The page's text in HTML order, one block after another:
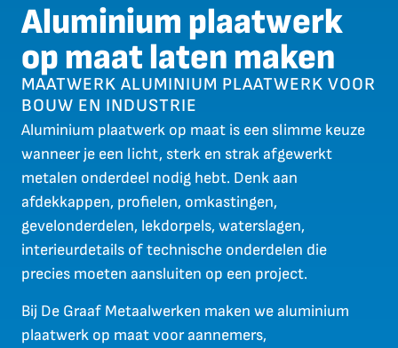
Aluminium plaatwerk
op maat laten maken
MAATWERK ALUMINIUM PLAATWERK VOOR
BOUW EN INDUSTRIE
Aluminium plaatwerk op maat is een slimme keuze
wanneer je een licht, sterk en strak afgewerkt
metalen onderdeel nodig hebt. Denk aan
afdekkappen, profielen, omkastingen,
gevelonderdelen, lekdorpels, waterslagen,
interieurdetails of technische onderdelen die
precies moeten aansluiten op een project.
Bij De Graaf Metaalwerken maken we aluminium
plaatwerk op maat voor aannemers,